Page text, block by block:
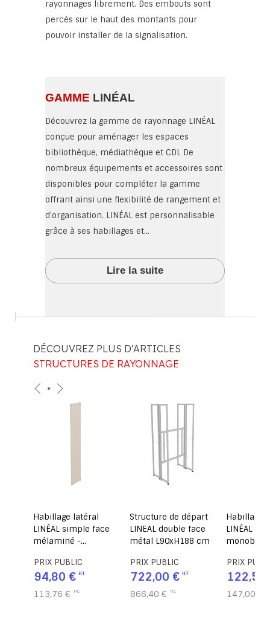
rayonnages librement. Des embouts sont
percés sur le haut des montants pour
pouvoir installer de la signalisation.
GAMME LINÉAL
Découvrez la gamme de rayonnage LINÉAL
conçue pour aménager les espaces
bibliothèque, médiathèque et CDI. De
nombreux équipements et accessoires sont
disponibles pour compléter la gamme
offrant ainsi une flexibilité de rangement et
d'organisation. LINÉAL est personnalisable
grâce à ses habillages et...
Lire la suite
DÉCOUVREZ PLUS D'ARTICLES
STRUCTURES DE RAYONNAGE
Structure de départ
LINEAL double face
métal L90xH188 cm
PRIX PUBLIC
722,00 €
866,40 €
Habillage latéral
LINÉAL double face
monobloc
L61xH160 cm
PRIX PUBLIC
122,50 €
147,00 €